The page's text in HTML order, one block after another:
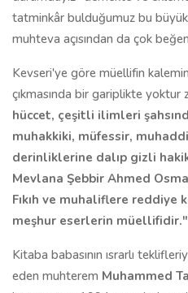
tatminkâr bulduğumuz bu
muhteva açısından da çok
Kevseri'ye göre müellifin
çıkmasında bir gariplikte yoktur
hüccet, çeşitli ilimleri
muhakkiki, müfessir,
derinliklerine dalıp gizli
Mevlana Şebbir Ahmed
Fıkıh ve muhaliflere reddiye
meşhur eserlerin müellifidir."
Kitaba babasının ısrarlı
eden muhterem Muhammed